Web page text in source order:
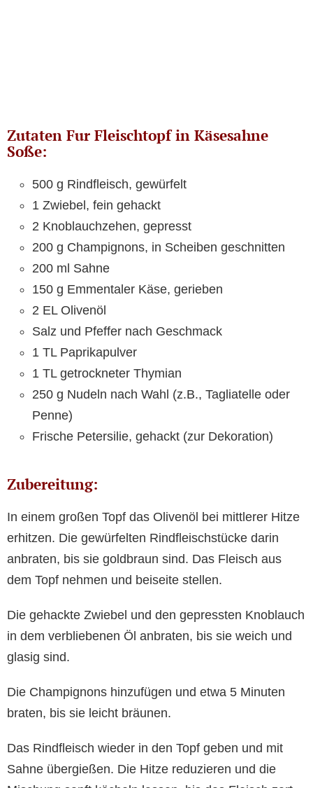
Zutaten Fur Fleischtopf in Käsesahne
Soße:
500 g Rindfleisch, gewürfelt
1 Zwiebel, fein gehackt
2 Knoblauchzehen, gepresst
200 g Champignons, in Scheiben geschnitten
200 ml Sahne
150 g Emmentaler Käse, gerieben
2 EL Olivenöl
Salz und Pfeffer nach Geschmack
1 TL Paprikapulver
1 TL getrockneter Thymian
250 g Nudeln nach Wahl (z.B., Tagliatelle oder
Penne)
Frische Petersilie, gehackt (zur Dekoration)
Zubereitung:
In einem großen Topf das Olivenöl bei mittlerer Hitze
erhitzen. Die gewürfelten Rindfleischstücke darin
anbraten, bis sie goldbraun sind. Das Fleisch aus
dem Topf nehmen und beiseite stellen.
Die gehackte Zwiebel und den gepressten Knoblauch
in dem verbliebenen Öl anbraten, bis sie weich und
glasig sind.
Die Champignons hinzufügen und etwa 5 Minuten
braten, bis sie leicht bräunen.
Das Rindfleisch wieder in den Topf geben und mit
Sahne übergießen. Die Hitze reduzieren und die